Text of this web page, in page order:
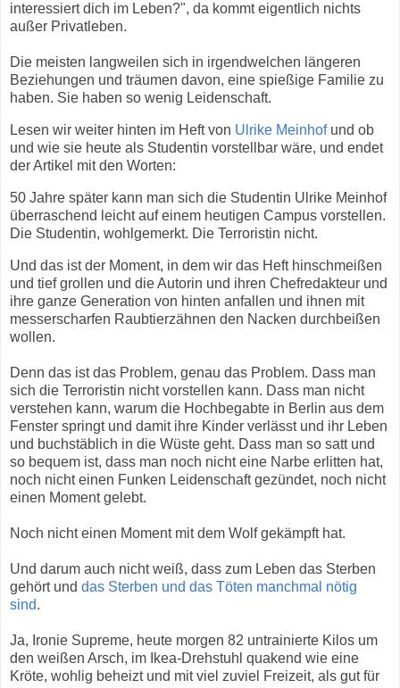
interessiert dich im Leben?", da kommt eigentlich nichts
außer Privatleben.
Die meisten langweilen sich in irgendwelchen längeren
Beziehungen und träumen davon, eine spießige Familie zu
haben. Sie haben so wenig Leidenschaft.
Lesen wir weiter hinten im Heft von Ulrike Meinhofund ob
und wie sie heute als Studentin vorstellbar wäre, und endet
der Artikel mit den Worten:
50 Jahre später kann man sich die Studentin Ulrike Meinhof
überraschend leicht auf einem heutigen Campus vorstellen.
Die Studentin, wohlgemerkt. Die Terroristin nicht.
Und das ist der Moment, in dem wir das Heft hinschmeißen
und tief grollen und die Autorin und ihren Chefredakteur und
ihre ganze Generation von hinten anfallen und ihnen mit
messerscharfen Raubtierzähnen den Nacken durchbeißen
wollen.
Denn das ist das Problem, genau das Problem. Dass man
sich die Terroristin nicht vorstellen kann. Dass man nicht
verstehen kann, warum die Hochbegabte in Berlin aus dem
Fenster springt und damit ihre Kinder verlässt und ihr Leben
und buchstäblich in die Wüste geht. Dass man so satt und
so bequem ist, dass man noch nicht eine Narbe erlitten hat,
noch nicht einen Funken Leidenschaft gezündet, noch nicht
einen Moment gelebt.
Noch nicht einen Moment mit dem Wolf gekämpft hat.
Und darum auch nicht weiß, dass zum Leben das Sterben
gehört und das Sterben und das Töten manchmal nötig
sind.
Ja, Ironie Supreme, heute morgen 82 untrainierte Kilos um
den weißen Arsch, im Ikea-Drehstuhl quakend wie eine
Kröte, wohlig beheizt und mit viel zuviel Freizeit, als gut für